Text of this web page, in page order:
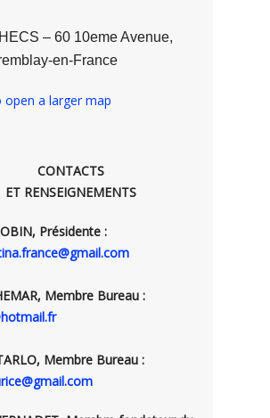
– 60 10eme Avenue,
en-France
CONTACTS
ET RENSEIGNEMENTS
Présidente :
Membre Bureau :
Membre Bureau :